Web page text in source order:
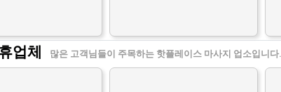
업체 많은 고객님들이 주목하는 핫플레이스 마사지 업소입니다.